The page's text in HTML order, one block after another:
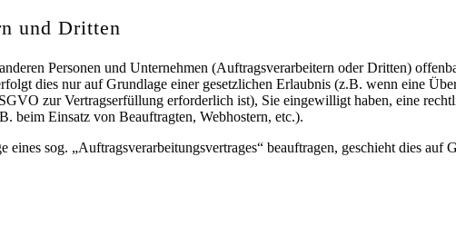
und Dritten
Personen und Unternehmen (Auftragsverarbeitern oder Dritten)
dies nur auf Grundlage einer gesetzlichen Erlaubnis (z.B. wenn eine
zur Vertragserfüllung erforderlich ist), Sie eingewilligt haben, eine
beim Einsatz von Beauftragten, Webhostern, etc.).
sog. „Auftragsverarbeitungsvertrages“ beauftragen, geschieht dies auf